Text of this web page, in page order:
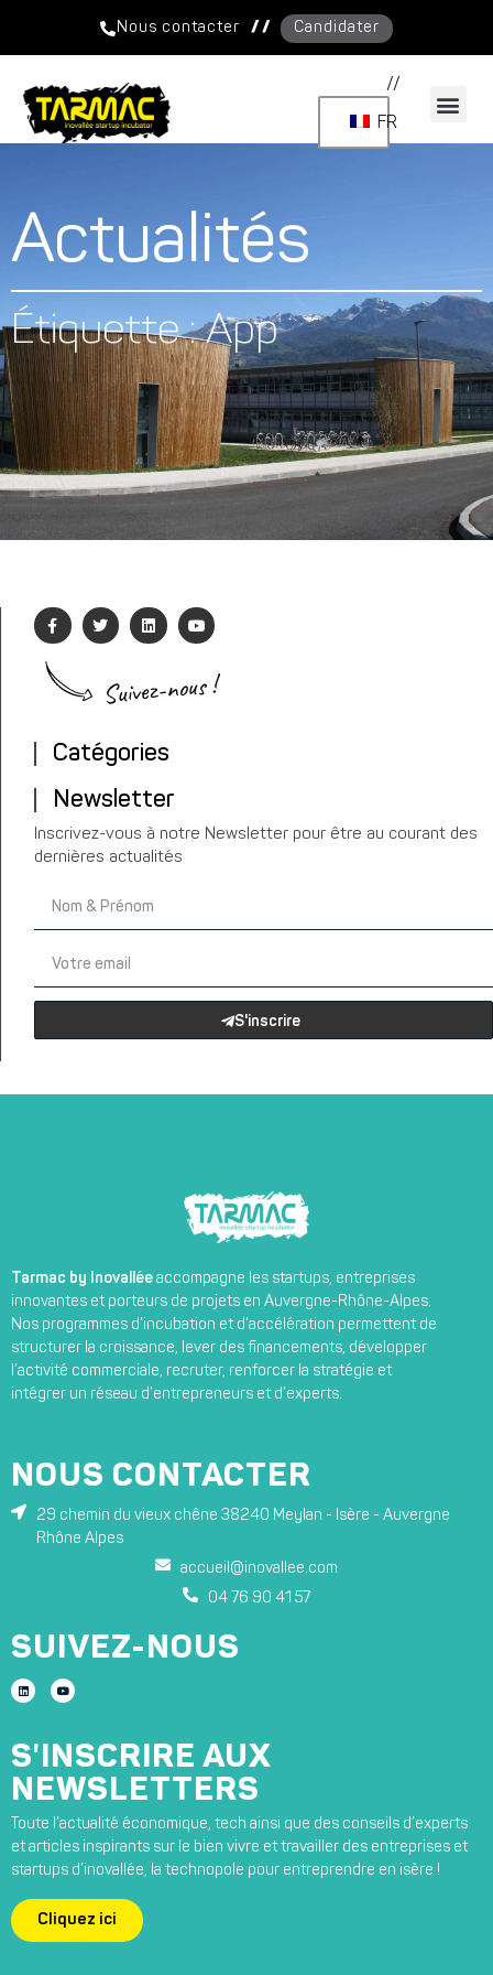
Nous contacter / / Candidater
//
FR
Actualités
Étiquette : App
Suivez-nous !
Catégories
Newsletter
Inscrivez-vous à notre Newsletter pour être au courant des
dernières actualités
S'inscrire
Tarmac by Inovallée accompagne les startups, entreprises
innovantes et porteurs de projets en Auvergne-Rhône-Alpes.
Nos programmes d’incubation et d’accélération permettent de
structurer la croissance, lever des financements, développer
l’activité commerciale, recruter, renforcer la stratégie et
intégrer un réseau d’entrepreneurs et d’experts.
NOUS CONTACTER
29 chemin du vieux chêne 38240 Meylan - Isère - Auvergne
Rhône Alpes
accueil@inovallee.com
04 76 90 41 57
SUIVEZ-NOUS
S'INSCRIRE AUX
NEWSLETTERS
Toute l’actualité économique, tech ainsi que des conseils d’experts
et articles inspirants sur le bien vivre et travailler des entreprises et
startups d’inovallée, la technopole pour entreprendre en isère !
Cliquez ici